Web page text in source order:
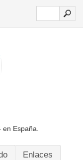
España.
Enlaces